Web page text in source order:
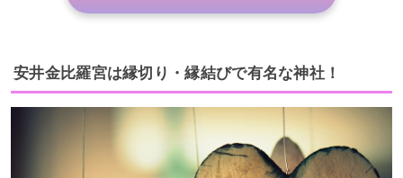
安井金比羅宮は縁切り・縁結びで有名な神社！